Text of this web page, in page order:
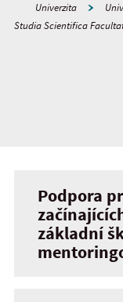
Univerzita
Studia Scientifica
Podpora
základní